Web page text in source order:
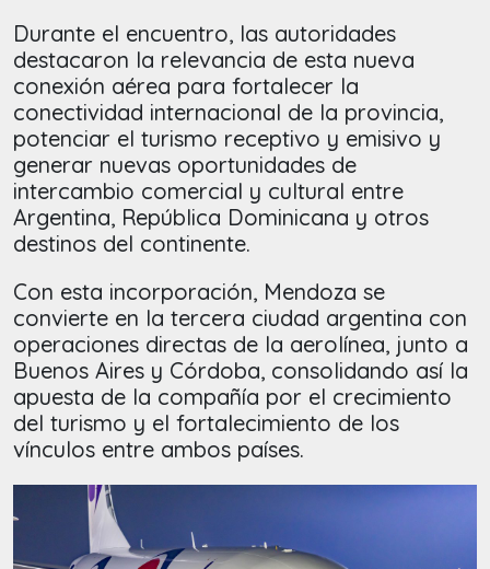
Durante el encuentro, las autoridades
destacaron la relevancia de esta nueva
conexión aérea para fortalecer la
conectividad internacional de la provincia,
potenciar el turismo receptivo y emisivo y
generar nuevas oportunidades de
intercambio comercial y cultural entre
Argentina, República Dominicana y otros
destinos del continente.
Con esta incorporación, Mendoza se
convierte en la tercera ciudad argentina con
operaciones directas de la aerolínea, junto a
Buenos Aires y Córdoba, consolidando así la
apuesta de la compañía por el crecimiento
del turismo y el fortalecimiento de los
vínculos entre ambos países.